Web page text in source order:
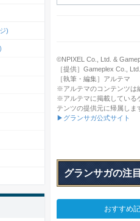
©NPIXEL Co., Ltd. &
［提供］Gameplex Co., Ltd.
［執筆・編集］アルテマ
※アルテマのコンテンツは
※アルテマに掲載している
テンツの提供元に帰属しま
▶グランサガ公式サイト
グランサガの注
おすすめ
)